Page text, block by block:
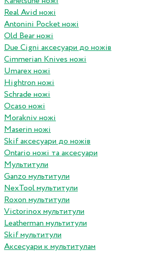
Real Avid ножі
Antonini Pocket ножі
Old Bear ножі
Due Cigni аксесуари до ножів
Cimmerian Knives ножі
Umarex ножі
Hightron ножі
Schrade ножі
Ocaso ножі
Morakniv ножі
Maserin ножі
Skif аксесуари до ножів
Ontario ножі та аксесуари
Мультитули
Ganzo мультитули
NexTool мультитули
Roxon мультитули
Victorinox мультитули
Leatherman мультитули
Skif мультитули
Аксесуари к мультитулам